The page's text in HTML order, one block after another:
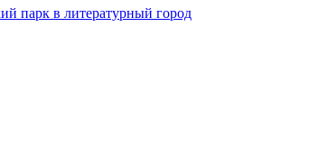
парк в литературный город